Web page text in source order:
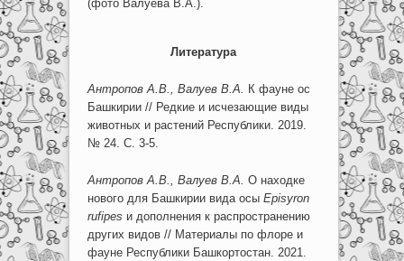
(фото Валуева В.А.).
Литература
Антропов А.В., Валуев В.А. К фауне ос
Башкирии // Редкие и исчезающие виды
животных и растений Республики. 2019.
№ 24. С. 3-5.
Антропов А.В., Валуев В.А. О находке
нового для Башкирии вида осы Episyron
rufipes и дополнения к распространению
других видов // Материалы по флоре и
фауне Республики Башкортостан. 2021.